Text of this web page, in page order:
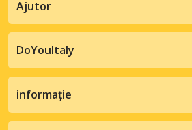
Ajutor
DoYouItaly
informație